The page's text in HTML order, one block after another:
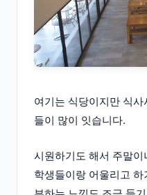
여기는 식당이지만 식
들이 많이 잇습니다.
시원하기도 해서 주말
학생들이랑 어울리고